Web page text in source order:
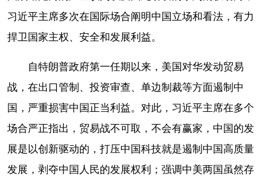
习近平主席多次在国际场合阐明中国立场和看法，有力
捍卫国家主权、安全和发展利益。
自特朗普政府第一任期以来，美国对华发动贸易
战，在出口管制、投资审查、单边制裁等方面遏制中
国，严重损害中国正当利益。对此，习近平主席在多个
场合严正指出，贸易战不可取，不会有赢家，中国的发
展是以创新驱动的，打压中国科技就是遏制中国高质量
发展，剥夺中国人民的发展权利；强调中美两国虽然存